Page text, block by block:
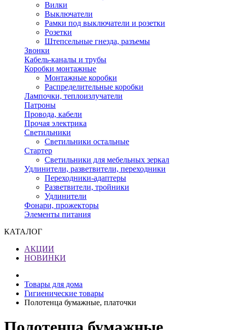
Вилки
Выключатели
Рамки под выключатели и розетки
Розетки
Штепсельные гнезда, разъемы
Звонки
Кабель-каналы и трубы
Коробки монтажные
Монтажные коробки
Распределительные коробки
Лампочки, теплоизлучатели
Патроны
Провода, кабели
Прочая электрика
Светильники
Светильники остальные
Стартер
Светильники для мебельных зеркал
Удлинители, разветвители, переходники
Переходники-адаптеры
Разветвители, тройники
Удлинители
Фонари, прожекторы
Элементы питания
КАТАЛОГ
АКЦИИ
НОВИНКИ
Товары для дома
Гигиенические товары
Полотенца бумажные, платочки